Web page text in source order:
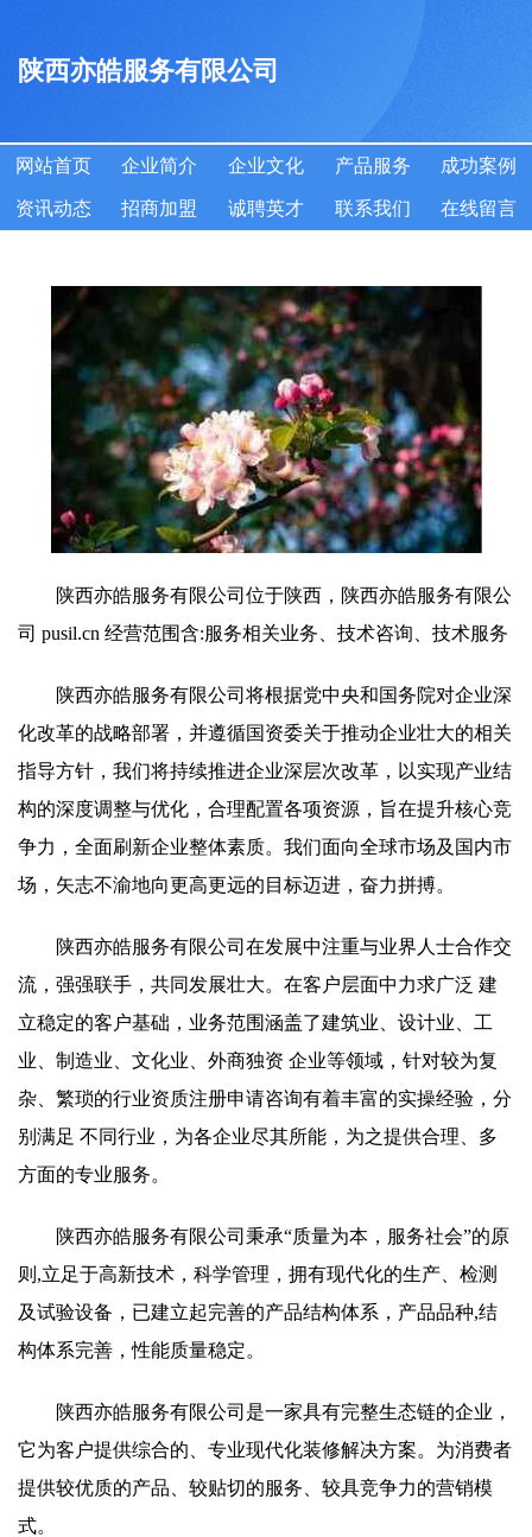
陕西亦皓服务有限公司
网站首页 企业简介 企业文化 产品服务 成功案例
资讯动态 招商加盟 诚聘英才 联系我们 在线留言
陕西亦皓服务有限公司位于陕西，陕西亦皓服务有限公
司 pusil.cn 经营范围含:服务相关业务、技术咨询、技术服务
陕西亦皓服务有限公司将根据党中央和国务院对企业深
化改革的战略部署，并遵循国资委关于推动企业壮大的相关
指导方针，我们将持续推进企业深层次改革，以实现产业结
构的深度调整与优化，合理配置各项资源，旨在提升核心竞
争力，全面刷新企业整体素质。我们面向全球市场及国内市
场，矢志不渝地向更高更远的目标迈进，奋力拼搏。
陕西亦皓服务有限公司在发展中注重与业界人士合作交
流，强强联手，共同发展壮大。在客户层面中力求广泛 建
立稳定的客户基础，业务范围涵盖了建筑业、设计业、工
业、制造业、文化业、外商独资 企业等领域，针对较为复
杂、繁琐的行业资质注册申请咨询有着丰富的实操经验，分
别满足 不同行业，为各企业尽其所能，为之提供合理、多
方面的专业服务。
陕西亦皓服务有限公司秉承“质量为本，服务社会”的原
则,立足于高新技术，科学管理，拥有现代化的生产、检测
及试验设备，已建立起完善的产品结构体系，产品品种,结
构体系完善，性能质量稳定。
陕西亦皓服务有限公司是一家具有完整生态链的企业，
它为客户提供综合的、专业现代化装修解决方案。为消费者
提供较优质的产品、较贴切的服务、较具竞争力的营销模
式。